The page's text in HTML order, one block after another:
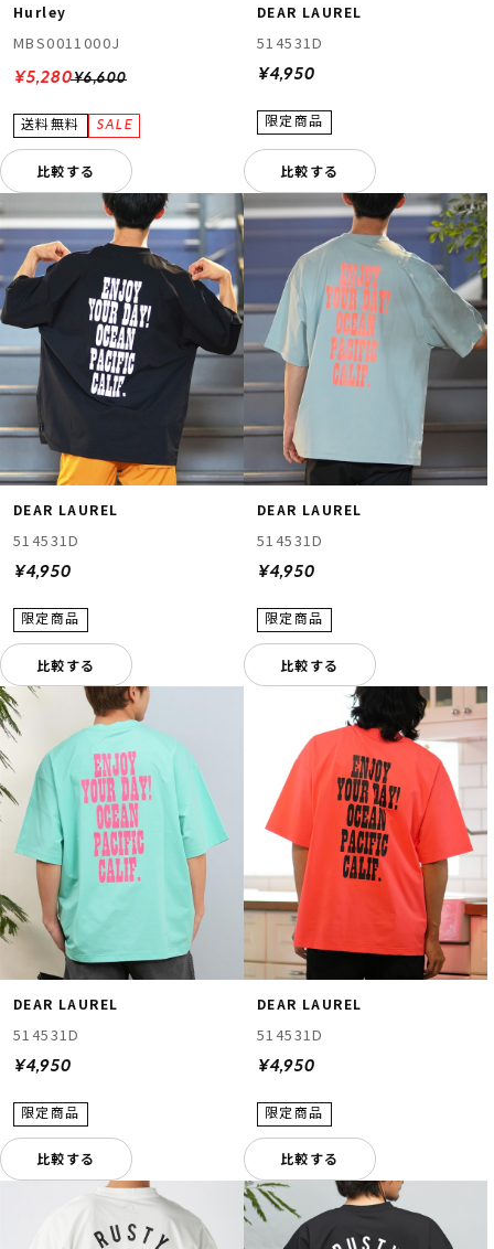
Hurley
MBS0011000J
¥6,600
¥5,280
比較する
DEAR LAUREL
514531D
¥4,950
比較する
DEAR LAUREL
514531D
¥4,950
比較する
DEAR LAUREL
514531D
¥4,950
比較する
DEAR LAUREL
514531D
¥4,950
比較する
DEAR LAUREL
514531D
¥4,950
比較する